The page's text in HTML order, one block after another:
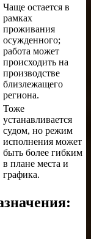
Чаще остается в
рамках
проживания
осужденного;
работа может
происходить на
производстве
близлежащего
региона.
Тоже
устанавливается
судом, но режим
исполнения может
быть более гибким
в плане места и
графика.